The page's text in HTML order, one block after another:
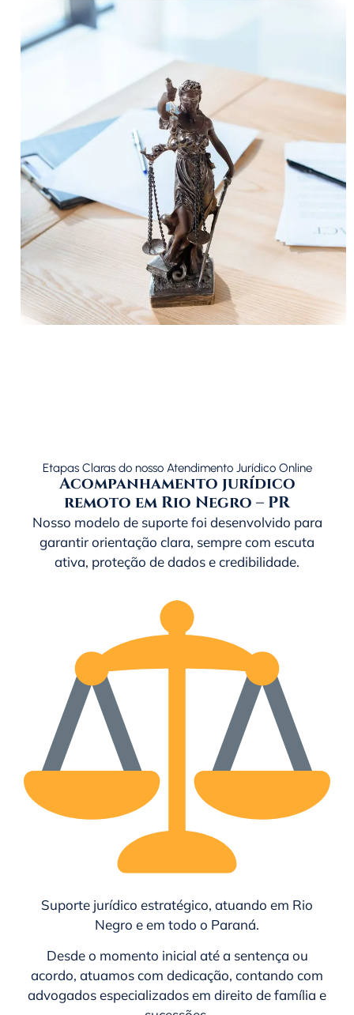
Etapas Claras do nosso Atendimento Jurídico Online
Acompanhamento jurídico
remoto em Rio Negro – PR
Nosso modelo de suporte foi desenvolvido para
garantir orientação clara, sempre com escuta
ativa, proteção de dados e credibilidade.
Suporte jurídico estratégico, atuando em Rio
Negro e em todo o Paraná.
Desde o momento inicial até a sentença ou
acordo, atuamos com dedicação, contando com
advogados especializados em direito de família e